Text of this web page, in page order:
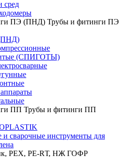
сред
Трубы и фитинги ПЭ
(СПИГОТЫ)
Трубы и фитинги ПП
сварочные инструменты для